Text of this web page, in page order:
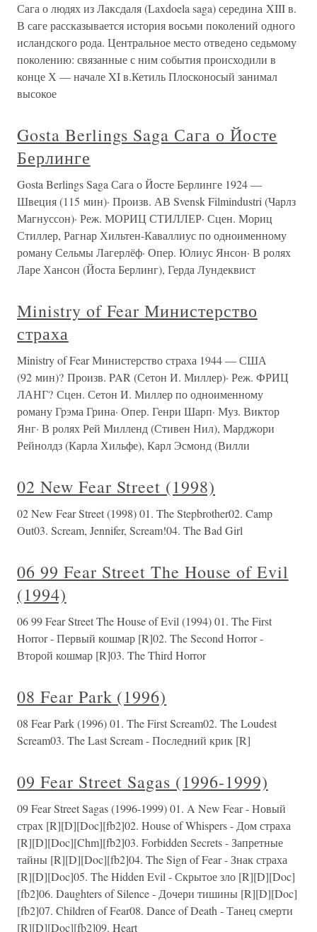
Сага о людях из Лаксдаля (Laxdoela saga) середина XIII в.
В саге рассказывается история восьми поколений одного
исландского рода. Центральное место отведено седьмому
поколению: связанные с ним события происходили в
конце Х — начале XI в.Кетиль Плосконосый занимал
высокое
Gosta Berlings Saga Сага о Йосте
Берлинге
Gosta Berlings Saga Сага о Йосте Берлинге 1924 —
Швеция (115 мин)· Произв. АВ Svensk Filmindustri (Чарлз
Магнуссон)· Реж. МОРИЦ СТИЛЛЕР· Сцен. Мориц
Стиллер, Рагнар Хильтен-Каваллиус по одноименному
роману Сельмы Лагерлёф· Опер. Юлиус Янсон· В ролях
Ларе Хансон (Йоста Берлинг), Герда Лундеквист
Ministry of Fear Министерство
страха
Ministry of Fear Министерство страха 1944 — США
(92 мин)? Произв. PAR (Сетон И. Миллер)· Реж. ФРИЦ
ЛАНГ? Сцен. Сетон И. Миллер по одноименному
роману Грэма Грина· Опер. Генри Шарп· Муз. Виктор
Янг· В ролях Рей Милленд (Стивен Нил), Марджори
Рейнолдз (Карла Хильфе), Карл Эсмонд (Вилли
02 New Fear Street (1998)
02 New Fear Street (1998) 01. The Stepbrother02. Camp
Out03. Scream, Jennifer, Scream!04. The Bad Girl
06 99 Fear Street The House of Evil
(1994)
06 99 Fear Street The House of Evil (1994) 01. The First
Horror - Первый кошмар [R]02. The Second Horror -
Второй кошмар [R]03. The Third Horror
08 Fear Park (1996)
08 Fear Park (1996) 01. The First Scream02. The Loudest
Scream03. The Last Scream - Последний крик [R]
09 Fear Street Sagas (1996-1999)
09 Fear Street Sagas (1996-1999) 01. A New Fear - Новый
страх [R][D][Doc][fb2]02. House of Whispers - Дом страха
[R][D][Doc][Chm][fb2]03. Forbidden Secrets - Запретные
тайны [R][D][Doc][fb2]04. The Sign of Fear - Знак страха
[R][D][Doc]05. The Hidden Evil - Скрытое зло [R][D][Doc]
[fb2]06. Daughters of Silence - Дочери тишины [R][D][Doc]
[fb2]07. Children of Fear08. Dance of Death - Танец смерти
[R][D][Doc][fb2]09. Heart